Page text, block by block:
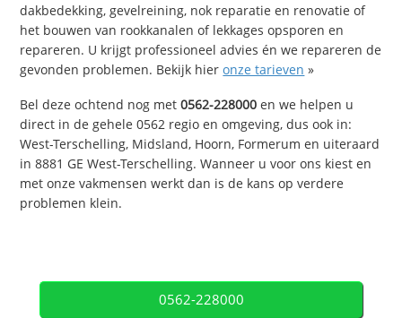
dakbedekking, gevelreining, nok reparatie en renovatie of
het bouwen van rookkanalen of lekkages opsporen en
repareren. U krijgt professioneel advies én we repareren de
gevonden problemen. Bekijk hieronze tarieven »
Bel deze ochtend nog met0562-228000 en we helpen u
direct in de gehele 0562 regio en omgeving, dus ook in:
West-Terschelling, Midsland, Hoorn, Formerum en uiteraard
in 8881 GE West-Terschelling. Wanneer u voor ons kiest en
met onze vakmensen werkt dan is de kans op verdere
problemen klein.
0562-228000